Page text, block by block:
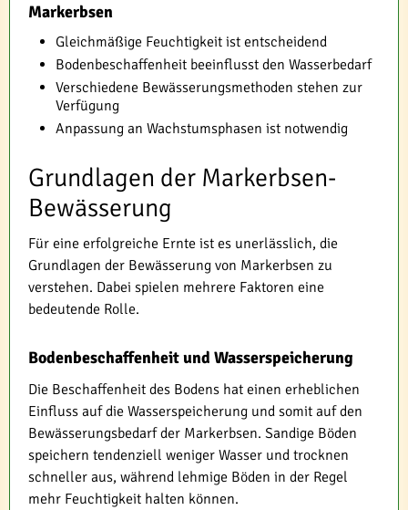
Markerbsen
Gleichmäßige Feuchtigkeit ist entscheidend
Bodenbeschaffenheit beeinflusst den Wasserbedarf
Verschiedene Bewässerungsmethoden stehen zur
Verfügung
Anpassung an Wachstumsphasen ist notwendig
Grundlagen der Markerbsen-
Bewässerung
Für eine erfolgreiche Ernte ist es unerlässlich, die
Grundlagen der Bewässerung von Markerbsen zu
verstehen. Dabei spielen mehrere Faktoren eine
bedeutende Rolle.
Bodenbeschaffenheit und Wasserspeicherung
Die Beschaffenheit des Bodens hat einen erheblichen
Einfluss auf die Wasserspeicherung und somit auf den
Bewässerungsbedarf der Markerbsen. Sandige Böden
speichern tendenziell weniger Wasser und trocknen
schneller aus, während lehmige Böden in der Regel
mehr Feuchtigkeit halten können.